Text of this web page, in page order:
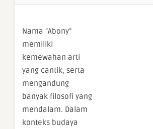
Nama “Abony”
memiliki
kemewahan arti
yang cantik, serta
mengandung
banyak filosofi yang
mendalam. Dalam
konteks budaya